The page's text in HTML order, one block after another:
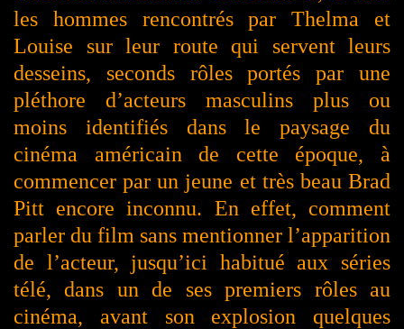
les hommes rencontrés par Thelma et
Louise sur leur route qui servent leurs
desseins, seconds rôles portés par une
pléthore d’acteurs masculins plus ou
moins identifiés dans le paysage du
cinéma américain de cette époque, à
commencer par un jeune et très beau Brad
Pitt encore inconnu. En effet, comment
parler du film sans mentionner l’apparition
de l’acteur, jusqu’ici habitué aux séries
télé, dans un de ses premiers rôles au
cinéma, avant son explosion quelques